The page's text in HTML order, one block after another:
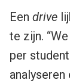
Een drive
te zijn.
per
analyseren